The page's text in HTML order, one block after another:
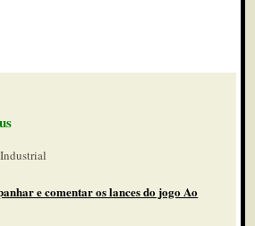
e comentar os lances do jogo Ao